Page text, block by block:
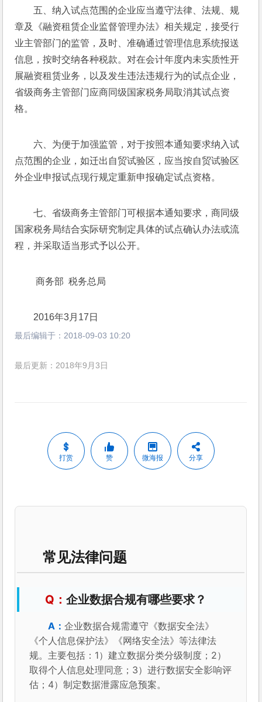
五、纳入试点范围的企业应当遵守法律、法规、规
章及《融资租赁企业监督管理办法》相关规定，接受行
业主管部门的监管，及时、准确通过管理信息系统报送
信息，按时交纳各种税款。对在会计年度内未实质性开
展融资租赁业务，以及发生违法违规行为的试点企业，
省级商务主管部门应商同级国家税务局取消其试点资
格。
六、为便于加强监管，对于按照本通知要求纳入试
点范围的企业，如迁出自贸试验区，应当按自贸试验区
外企业申报试点现行规定重新申报确定试点资格。
七、省级商务主管部门可根据本通知要求，商同级
国家税务局结合实际研究制定具体的试点确认办法或流
程，并采取适当形式予以公开。
商务部  税务总局
2016年3月17日
最后编辑于： 2018-09-03 10:20
最后更新：2018年9月3日
打赏 赞 微海报 分享
常见法律问题
企业数据合规有哪些要求？
企业数据合规需遵守《数据安全法》
《个人信息保护法》《网络安全法》等法律法
规。主要包括：1）建立数据分类分级制度；2）
取得个人信息处理同意；3）进行数据安全影响评
估；4）制定数据泄露应急预案。